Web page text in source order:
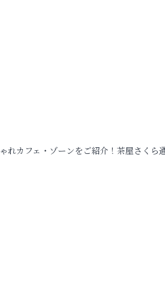
れカフェ・ゾーンをご紹介！茶屋さくら